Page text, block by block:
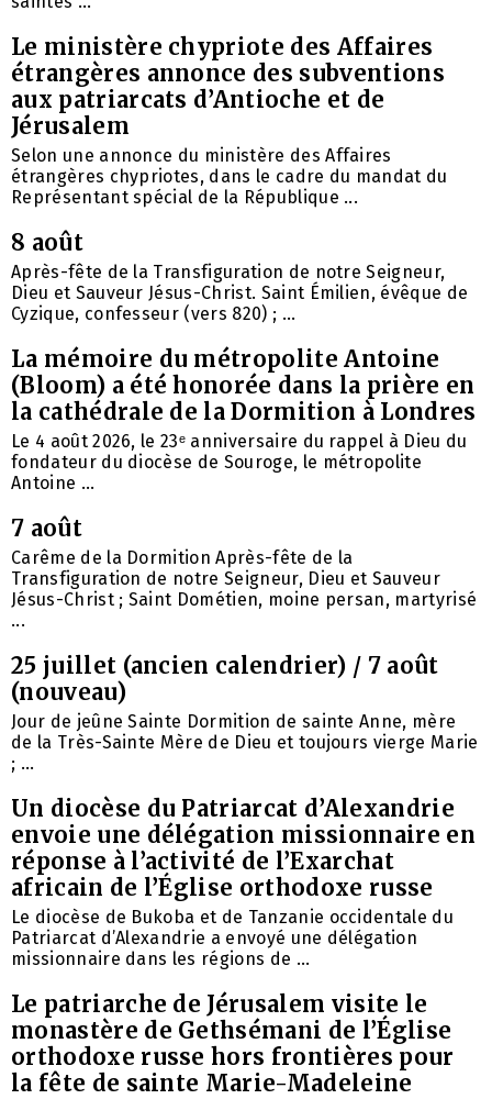
Le ministère chypriote des Affaires
étrangères annonce des subventions
aux patriarcats d’Antioche et de
Jérusalem
Selon une annonce du ministère des Affaires
étrangères chypriotes, dans le cadre du mandat du
Représentant spécial de la République ...
8 août
Après-fête de la Transfiguration de notre Seigneur,
Dieu et Sauveur Jésus-Christ. Saint Émilien, évêque de
Cyzique, confesseur (vers 820) ; ...
La mémoire du métropolite Antoine
(Bloom) a été honorée dans la prière en
la cathédrale de la Dormition à Londres
Le 4 août 2026, le 23ᵉ anniversaire du rappel à Dieu du
fondateur du diocèse de Souroge, le métropolite
Antoine ...
7 août
Carême de la Dormition Après-fête de la
Transfiguration de notre Seigneur, Dieu et Sauveur
Jésus-Christ ; Saint Dométien, moine persan, martyrisé
...
25 juillet (ancien calendrier) / 7 août
(nouveau)
Jour de jeûne Sainte Dormition de sainte Anne, mère
de la Très-Sainte Mère de Dieu et toujours vierge Marie
; ...
Un diocèse du Patriarcat d’Alexandrie
envoie une délégation missionnaire en
réponse à l’activité de l’Exarchat
africain de l’Église orthodoxe russe
Le diocèse de Bukoba et de Tanzanie occidentale du
Patriarcat d’Alexandrie a envoyé une délégation
missionnaire dans les régions de ...
Le patriarche de Jérusalem visite le
monastère de Gethsémani de l’Église
orthodoxe russe hors frontières pour
la fête de sainte Marie-Madeleine